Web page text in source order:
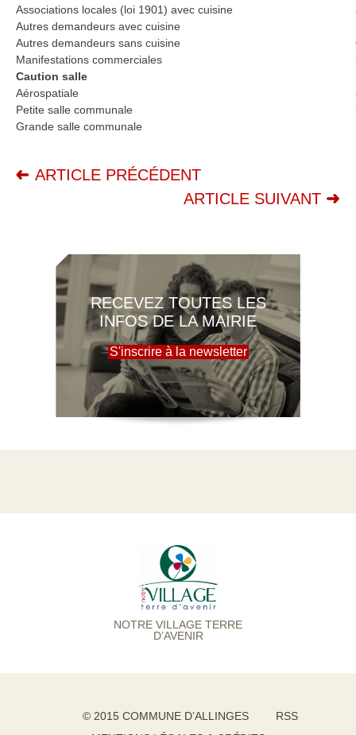
Associations locales (loi 1901) avec cuisine
Autres demandeurs avec cuisine
Autres demandeurs sans cuisine
Manifestations commerciales
Caution salle
Aérospatiale
Petite salle communale
Grande salle communale
ARTICLE PRÉCÉDENT
ARTICLE SUIVANT
RECEVEZ TOUTES LES
INFOS DE LA MAIRIE
S'inscrire à la newsletter
NOTRE VILLAGE TERRE
D’AVENIR
© 2015 COMMUNE D’ALLINGES
RSS